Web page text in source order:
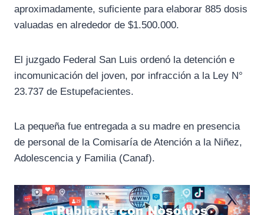
aproximadamente, suficiente para elaborar 885 dosis
valuadas en alrededor de $1.500.000.
El juzgado Federal San Luis ordenó la detención e
incomunicación del joven, por infracción a la Ley N°
23.737 de Estupefacientes.
La pequeña fue entregada a su madre en presencia
de personal de la Comisaría de Atención a la Niñez,
Adolescencia y Familia (Canaf).